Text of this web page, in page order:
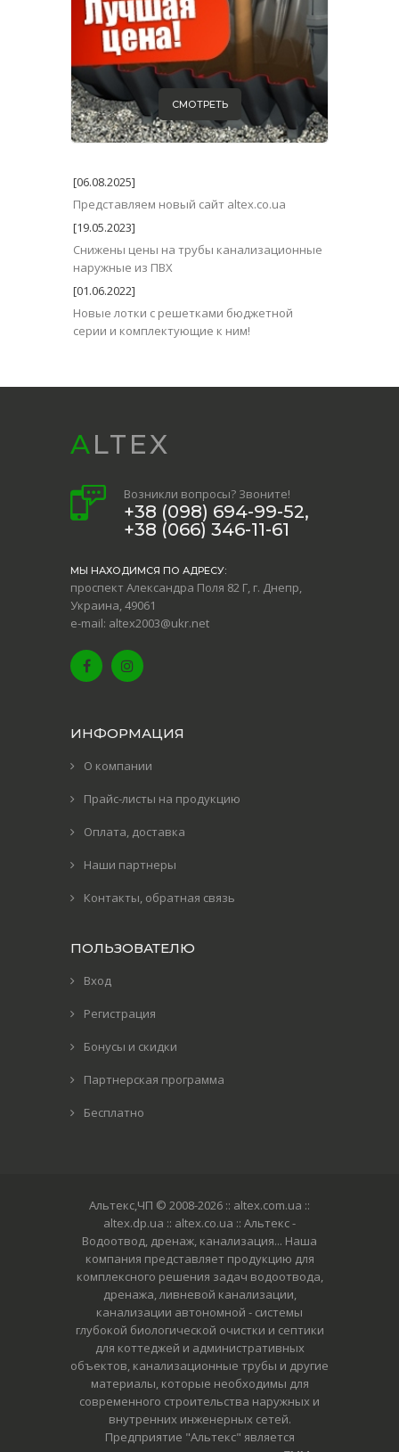
СМОТРЕТЬ
[06.08.2025]
Представляем новый сайт altex.co.ua
[19.05.2023]
Снижены цены на трубы канализационные
наружные из ПВХ
[01.06.2022]
Новые лотки с решетками бюджетной
серии и комплектующие к ним!
ALTEX
Возникли вопросы? Звоните!
+38 (098) 694-99-52,
+38 (066) 346-11-61
МЫ НАХОДИМСЯ ПО АДРЕСУ:
проспект Александра Поля 82 Г, г. Днепр,
Украина, 49061
e-mail: altex2003@ukr.net
ИНФОРМАЦИЯ
О компании
Прайс-листы на продукцию
Оплата, доставка
Наши партнеры
Контакты, обратная связь
ПОЛЬЗОВАТЕЛЮ
Вход
Регистрация
Бонусы и скидки
Партнерская программа
Бесплатно
Альтекс,ЧП © 2008-2026 :: altex.com.ua ::
altex.dp.ua :: altex.co.ua :: Альтекс -
Водоотвод, дренаж, канализация... Наша
компания представляет продукцию для
комплексного решения задач водоотвода,
дренажа, ливневой канализации,
канализации автономной - системы
глубокой биологической очистки и септики
для коттеджей и административных
объектов, канализационные трубы и другие
материалы, которые необходимы для
современного строительства наружных и
внутренних инженерных сетей.
Предприятие "Альтекс" является